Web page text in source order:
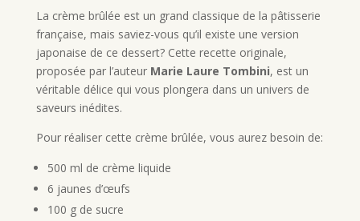
La crème brûlée est un grand classique de la pâtisserie
française, mais saviez-vous qu’il existe une version
japonaise de ce dessert? Cette recette originale,
proposée par l’auteur Marie Laure Tombini, est un
véritable délice qui vous plongera dans un univers de
saveurs inédites.
Pour réaliser cette crème brûlée, vous aurez besoin de:
500 ml de crème liquide
6 jaunes d’œufs
100 g de sucre